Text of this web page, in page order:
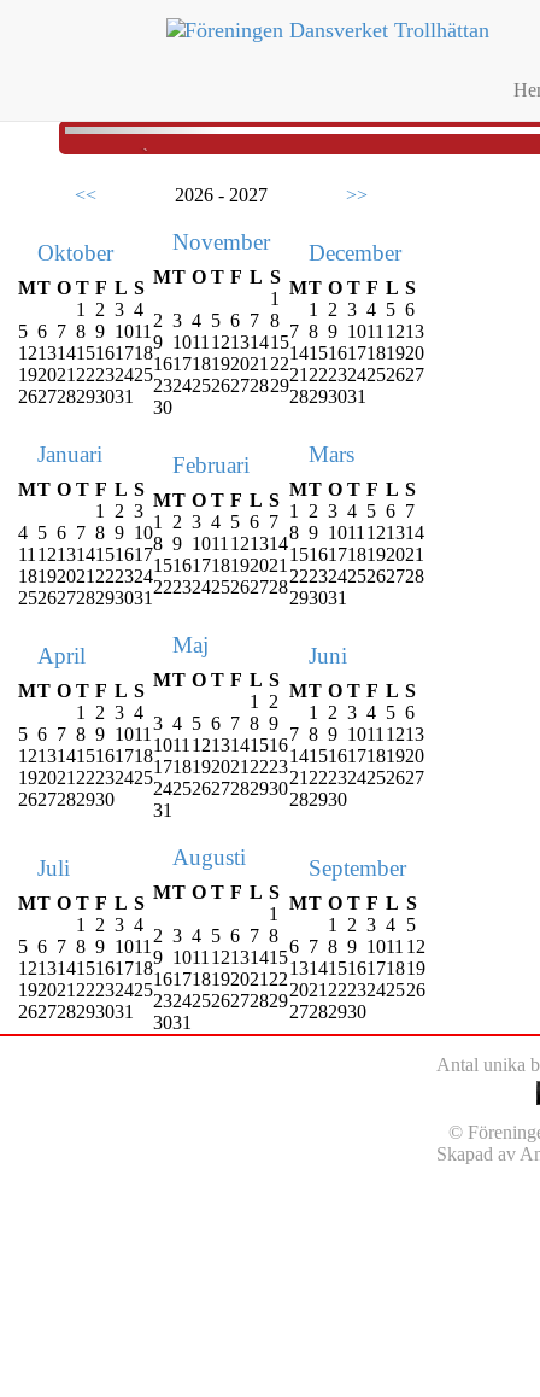
<< 2026 - 2027 >>
Oktober
MT O T F L S
1
2 3 4
5 6 7 8 9 1011
12131415161718
192021 22232425
262728293031
November
MT O T F L S
1
2 3 4 5 6 7 8
9 1011 12131415
161718192021 22
23242526272829
30
December
MT O T F L S
1
2 3 4 5 6
7 8 9 1011 1213
14151617181920
21 222324252627
28293031
Januari
MT O T F L S
1
2 3
4 5 6 7 8 9 10
11 121314151617
18192021 222324
25262728293031
Februari
MT O T F L S
1
2 3 4 5 6 7
8 9 1011 121314
15161718192021
22232425262728
Mars
MT O T F L S
1
2 3 4 5 6 7
8 9 1011 121314
15161718192021
22232425262728
293031
April
MT O T F L S
1
2 3 4
5 6 7 8 9 1011
12131415161718
192021 22232425
2627282930
Maj
MT O T F L S
1
2
3 4 5 6 7 8 9
1011 1213141516
1718192021 2223
24252627282930
31
Juni
MT O T F L S
1
2 3 4 5 6
7 8 9 1011 1213
14151617181920
21 222324252627
282930
Juli
MT O T F L S
1
2 3 4
5 6 7 8 9 1011
12131415161718
192021 22232425
262728293031
Augusti
MT O T F L S
1
2 3 4 5 6 7 8
9 1011 12131415
161718192021 22
23242526272829
3031
September
MT O T F L S
1
2 3 4 5
6 7 8 9 1011 12
13141516171819
2021 2223242526
27282930
Antal unika
©
Skapad av